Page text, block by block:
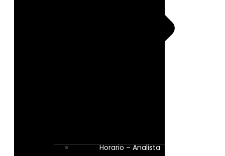
Horario – Analista